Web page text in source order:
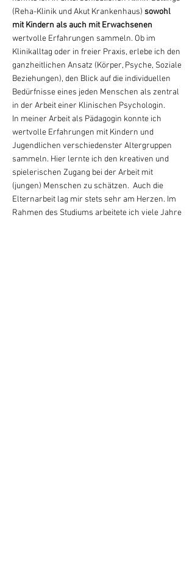
(Reha-Klinik und Akut Krankenhaus) sowohl
mit Kindern als auch mit Erwachsenen
wertvolle Erfahrungen sammeln. Ob im
Klinikalltag oder in freier Praxis, erlebe ich den
ganzheitlichen Ansatz (Körper, Psyche, Soziale
Beziehungen), den Blick auf die individuellen
Bedürfnisse eines jeden Menschen als zentral
in der Arbeit einer Klinischen Psychologin.
In meiner Arbeit als Pädagogin konnte ich
wertvolle Erfahrungen mit Kindern und
Jugendlichen verschiedenster Altergruppen
sammeln. Hier lernte ich den kreativen und
spielerischen Zugang bei der Arbeit mit
(jungen) Menschen zu schätzen. Auch die
Elternarbeit lag mir stets sehr am Herzen. Im
Rahmen des Studiums arbeitete ich viele Jahre